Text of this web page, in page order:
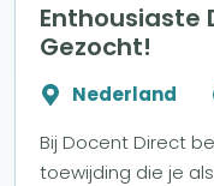
Enthousiaste
Gezocht!
Nederland
Bij Docent Direct
toewijding die je